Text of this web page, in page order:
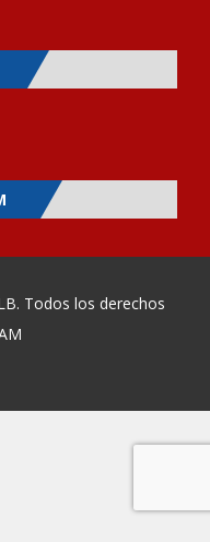
. Todos los derechos